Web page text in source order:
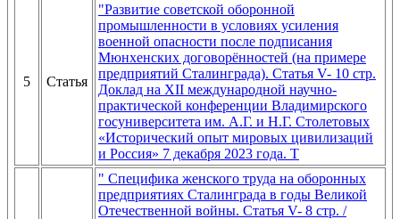
5 Статья
"Развитие советской оборонной
промышленности в условиях усиления
военной опасности после подписания
Мюнхенских договорённостей (на примере
предприятий Сталинграда). Статья V- 10 стр.
Доклад на XII международной научно-
практической конференции Владимирского
госуниверситета им. А.Г. и Н.Г. Столетовых
«Исторический опыт мировых цивилизаций
и Россия» 7 декабря 2023 года. Т
" Специфика женского труда на оборонных
предприятиях Сталинграда в годы Великой
Отечественной войны. Статья V- 8 cтр. /